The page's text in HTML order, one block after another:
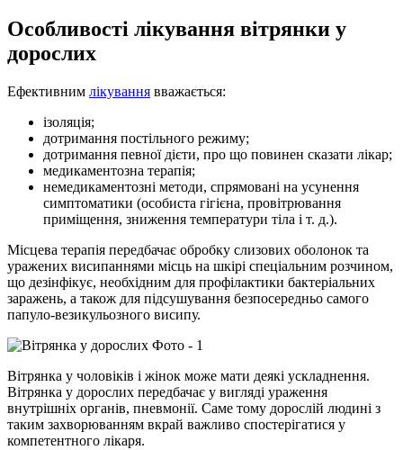
Особливості лікування вітрянки у
дорослих
Ефективним лікування вважається:
ізоляція;
дотримання постільного режиму;
дотримання певної дієти, про що повинен сказати лікар;
медикаментозна терапія;
немедикаментозні методи, спрямовані на усунення
симптоматики (особиста гігієна, провітрювання
приміщення, зниження температури тіла і т. д.).
Місцева терапія передбачає обробку слизових оболонок та
уражених висипаннями місць на шкірі спеціальним розчином,
що дезінфікує, необхідним для профілактики бактеріальних
заражень, а також для підсушування безпосередньо самого
папуло-везикульозного висипу.
Вітрянка у чоловіків і жінок може мати деякі ускладнення.
Вітрянка у дорослих передбачає у вигляді ураження
внутрішніх органів, пневмонії. Саме тому дорослій людині з
таким захворюванням вкрай важливо спостерігатися у
компетентного лікаря.